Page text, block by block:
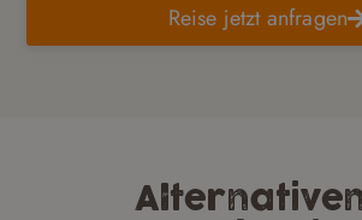
Reise jetzt anfragen